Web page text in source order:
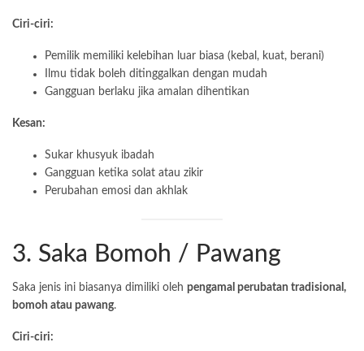
Ciri-ciri:
Pemilik memiliki kelebihan luar biasa (kebal, kuat, berani)
Ilmu tidak boleh ditinggalkan dengan mudah
Gangguan berlaku jika amalan dihentikan
Kesan:
Sukar khusyuk ibadah
Gangguan ketika solat atau zikir
Perubahan emosi dan akhlak
3. Saka Bomoh / Pawang
Saka jenis ini biasanya dimiliki oleh pengamal perubatan tradisional,
bomoh atau pawang.
Ciri-ciri: